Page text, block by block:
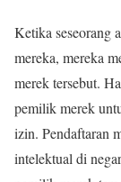
Ketika seseorang
mereka, mereka
merek tersebut.
pemilik merek
izin. Pendaftaran
intelektual di